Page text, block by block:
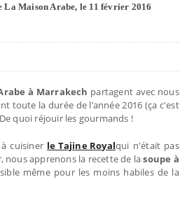
La Maison Arabe, le 11 février 2016
à Marrakech partagent avec nous
toute la durée de l’année 2016 (ça c'est
quoi réjouir les gourmands !
cuisiner le Tajine Royalqui n'était pas
nous apprenons la recette de lasoupe à
même pour les moins habiles de la